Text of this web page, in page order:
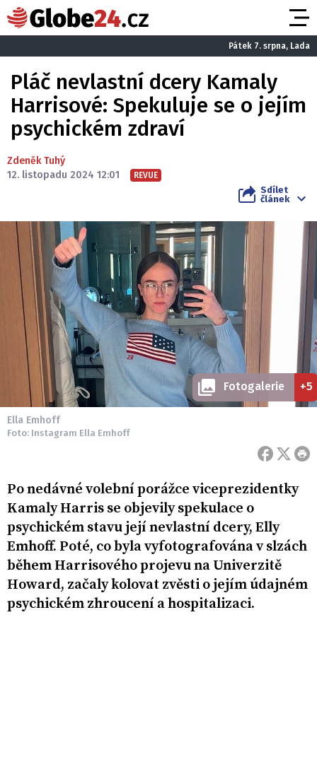
Pátek 7. srpna, Lada
Pláč nevlastní dcery Kamaly
Harrisové: Spekuluje se o jejím
psychickém zdraví
Zdeněk Tuhý
12. listopadu 2024 12:01
REVUE
Sdílet
článek
Fotogalerie +5
Ella Emhoff
Foto: Instagram Ella Emhoff
Po nedávné volební porážce viceprezidentky
Kamaly Harris se objevily spekulace o
psychickém stavu její nevlastní dcery, Elly
Emhoff. Poté, co byla vyfotografována v slzách
během Harrisového projevu na Univerzitě
Howard, začaly kolovat zvěsti o jejím údajném
psychickém zhroucení a hospitalizaci.